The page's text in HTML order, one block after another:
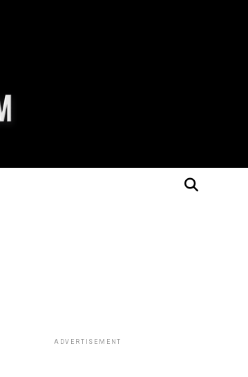
ADVERTISEMENT